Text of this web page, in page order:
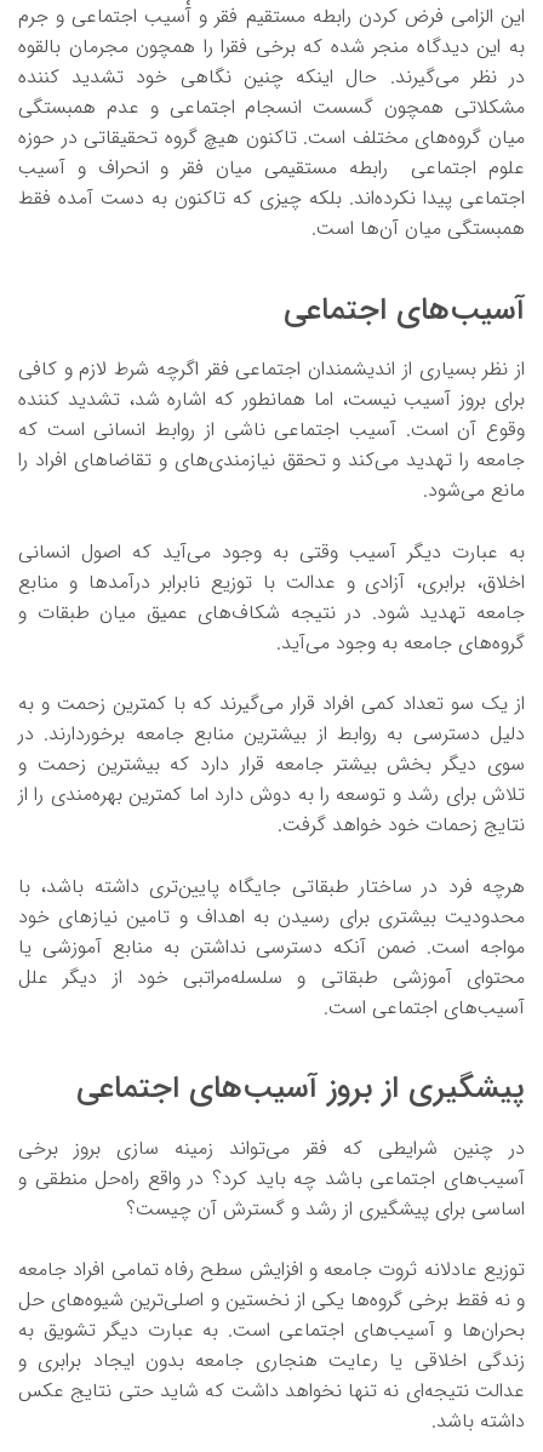
این الزامی فرض کردن رابطه مستقیم فقر و آْسیب اجتماعی و جرم
به این دیدگاه منجر شده که برخی فقرا را همچون مجرمان بالقوه
در نظر می‌گیرند. حال اینکه چنین نگاهی خود تشدید کننده
مشکلاتی همچون گسست انسجام اجتماعی و عدم همبستگی
میان گروه‌های مختلف است. تاکنون هیچ گروه تحقیقاتی در حوزه
علوم اجتماعی رابطه مستقیمی میان فقر و انحراف و آسیب
اجتماعی پیدا نکرده‌اند. بلکه چیزی که تاکنون به دست آمده فقط
همبستگی میان آن‌ها است.
آسیب‌های اجتماعی
از نظر بسیاری از اندیشمندان اجتماعی فقر اگرچه شرط لازم و کافی
برای بروز آسیب نیست، اما همانطور که اشاره شد، تشدید کننده
وقوع آن است. آسیب اجتماعی ناشی از روابط انسانی است که
جامعه را تهدید می‌کند و تحقق نیازمندی‌های و تقاضاهای افراد را
مانع می‌شود.
به عبارت دیگر آسیب وقتی به وجود می‌آید که اصول انسانی
اخلاق، برابری،‌ آزادی و عدالت با توزیع نابرابر درآمدها و منابع
جامعه تهدید شود. در نتیجه شکاف‌های عمیق میان طبقات و
گروه‌های جامعه به وجود می‌آید.
از یک سو تعداد کمی افراد قرار می‌گیرند که با کمترین زحمت و به
دلیل دسترسی به روابط از بیشترین منابع جامعه برخوردارند. در
سوی دیگر بخش بیشتر جامعه قرار دارد که بیشترین زحمت و
تلاش برای رشد و توسعه را به دوش دارد اما کمترین بهره‌مندی را از
نتایج زحمات خود خواهد گرفت.
هرچه فرد در ساختار طبقاتی جایگاه پایین‌تری داشته باشد، با
محدودیت بیشتری برای رسیدن به اهداف و تامین نیازهای خود
مواجه است. ضمن آنکه دسترسی نداشتن به منابع آموزشی یا
محتوای آموزشی طبقاتی و سلسله‌مراتبی خود از دیگر علل
آسیب‌های اجتماعی است.
پیشگیری از بروز آسیب‌های اجتماعی
در چنین شرایطی که فقر می‌تواند زمینه سازی بروز برخی
آسیب‌های اجتماعی باشد چه باید کرد؟ در واقع راه‌حل منطقی و
اساسی برای پیشگیری از رشد و گسترش آن چیست؟
توزیع عادلانه ثروت جامعه و افزایش سطح رفاه تمامی افراد جامعه
و نه فقط برخی گروه‌ها یکی از نخستین و اصلی‌ترین شیوه‌های حل
بحران‌ها و آسیب‌های اجتماعی است. به عبارت دیگر تشویق به
زندگی اخلاقی یا رعایت هنجاری جامعه بدون ایجاد برابری و
عدالت نتیجه‌ای نه تنها نخواهد داشت که شاید حتی نتایج عکس
داشته باشد.